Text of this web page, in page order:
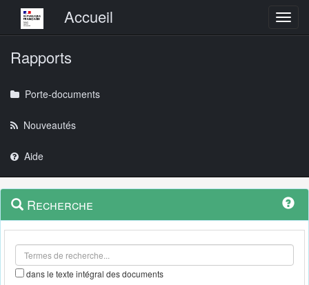
Menu principalAccueil
Rapports
Porte-documents
Nouveautés
Aide
Navigation
outils
Menu
contextuel
Recherche
dans le texte intégral des documents